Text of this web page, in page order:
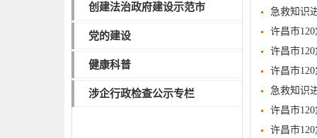
创建法治政府建设示范市
党的建设
健康科普
涉企行政检查公示专栏
急救知识
许昌市
许昌市
许昌市
急救知识
许昌市
许昌市